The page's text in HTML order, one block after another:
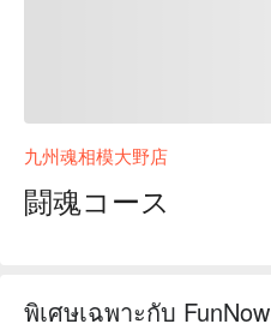
九州魂相模大野店
闘魂コース
พิเศษเฉพาะกับ FunNow